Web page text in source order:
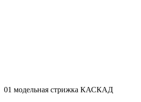
01 модельная стрижка КАСКАД